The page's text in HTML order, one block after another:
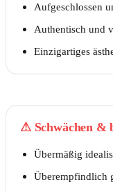
Aufgeschlossen
Authentisch und
Einzigartiges
⚠ Schwächen &
Übermäßig
Überempfindlich